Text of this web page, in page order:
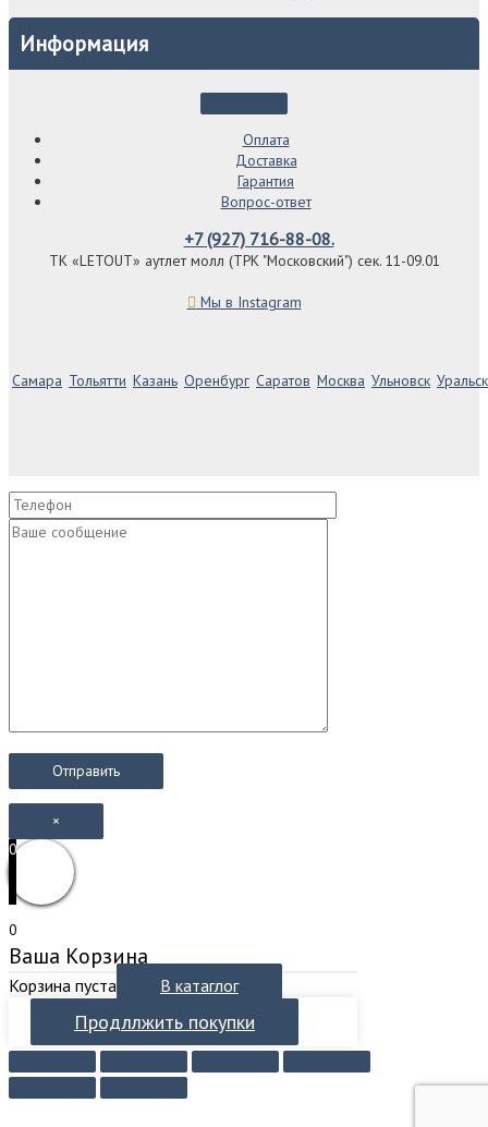
Информация
Оплата
Доставка
Гарантия
Вопрос-ответ
+7 (927) 716-88-08.
ТК «LETOUT» аутлет молл (ТРК "Московский") сек. 11-09.01
Мы в Instagram
Самара Тольятти Казань Оренбург Саратов Москва Ульновск Уральск
×
0
0
Ваша Корзина
Корзина пуста В катаглог
Продллжить покупки